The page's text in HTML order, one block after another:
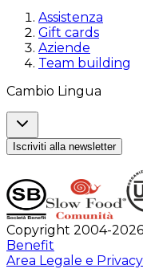
Assistenza
Gift cards
Aziende
Team building
Cambio Lingua
Iscriviti alla newsletter
Copyright 2004-
Benefit
Area Legale e Privacy